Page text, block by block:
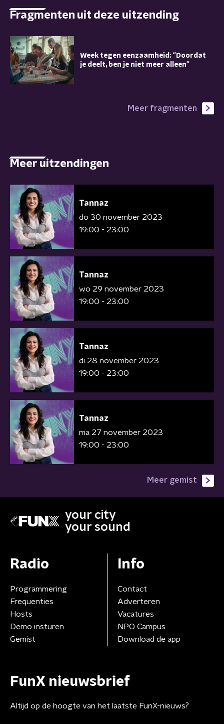
Fragmenten uit deze uitzending
Week tegen eenzaamheid: "Doordat
je deelt, ben je niet meer alleen"
Meer fragmenten
Meer uitzendingen
Tannaz
do 30 november 2023
19:00 - 23:00
Tannaz
wo 29 november 2023
19:00 - 23:00
Tannaz
di 28 november 2023
19:00 - 23:00
Tannaz
ma 27 november 2023
19:00 - 23:00
Meer gemist
your city
your sound
Radio
Programmering
Frequenties
Hosts
Demo insturen
Gemist
Info
Contact
Adverteren
Vacatures
NPO Campus
Download de app
FunX nieuwsbrief
Altijd op de hoogte van het laatste FunX-nieuws?